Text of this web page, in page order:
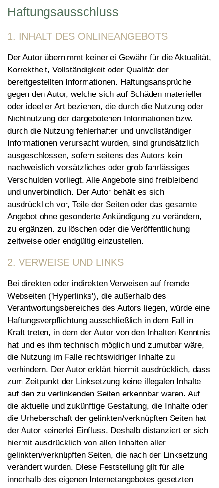
Haftungsausschluss
1. INHALT DES ONLINEANGEBOTS
Der Autor übernimmt keinerlei Gewähr für die Aktualität,
Korrektheit, Vollständigkeit oder Qualität der
bereitgestellten Informationen. Haftungsansprüche
gegen den Autor, welche sich auf Schäden materieller
oder ideeller Art beziehen, die durch die Nutzung oder
Nichtnutzung der dargebotenen Informationen bzw.
durch die Nutzung fehlerhafter und unvollständiger
Informationen verursacht wurden, sind grundsätzlich
ausgeschlossen, sofern seitens des Autors kein
nachweislich vorsätzliches oder grob fahrlässiges
Verschulden vorliegt. Alle Angebote sind freibleibend
und unverbindlich. Der Autor behält es sich
ausdrücklich vor, Teile der Seiten oder das gesamte
Angebot ohne gesonderte Ankündigung zu verändern,
zu ergänzen, zu löschen oder die Veröffentlichung
zeitweise oder endgültig einzustellen.
2. VERWEISE UND LINKS
Bei direkten oder indirekten Verweisen auf fremde
Webseiten ('Hyperlinks'), die außerhalb des
Verantwortungsbereiches des Autors liegen, würde eine
Haftungsverpflichtung ausschließlich in dem Fall in
Kraft treten, in dem der Autor von den Inhalten Kenntnis
hat und es ihm technisch möglich und zumutbar wäre,
die Nutzung im Falle rechtswidriger Inhalte zu
verhindern. Der Autor erklärt hiermit ausdrücklich, dass
zum Zeitpunkt der Linksetzung keine illegalen Inhalte
auf den zu verlinkenden Seiten erkennbar waren. Auf
die aktuelle und zukünftige Gestaltung, die Inhalte oder
die Urheberschaft der gelinkten/verknüpften Seiten hat
der Autor keinerlei Einfluss. Deshalb distanziert er sich
hiermit ausdrücklich von allen Inhalten aller
gelinkten/verknüpften Seiten, die nach der Linksetzung
verändert wurden. Diese Feststellung gilt für alle
innerhalb des eigenen Internetangebotes gesetzten